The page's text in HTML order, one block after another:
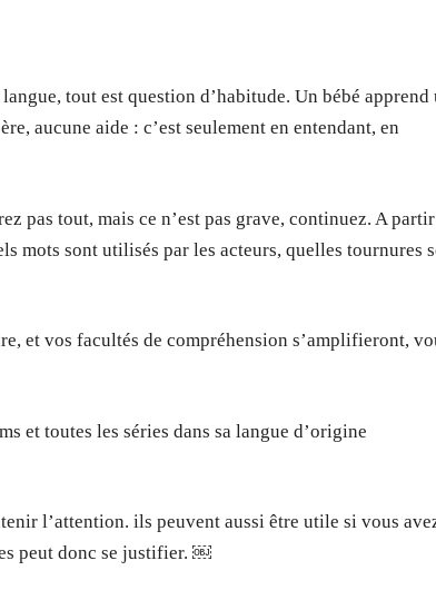
tout est question d’habitude. Un bébé apprend
aucune aide : c’est seulement en entendant, en
pas tout, mais ce n’est pas grave, continuez. A
mots sont utilisés par les acteurs, quelles tournures
et vos facultés de compréhension s’amplifieront,
et toutes les séries dans sa langue d’origine
l’attention. ils peuvent aussi être utile si vous
peut donc se justifier. ￼